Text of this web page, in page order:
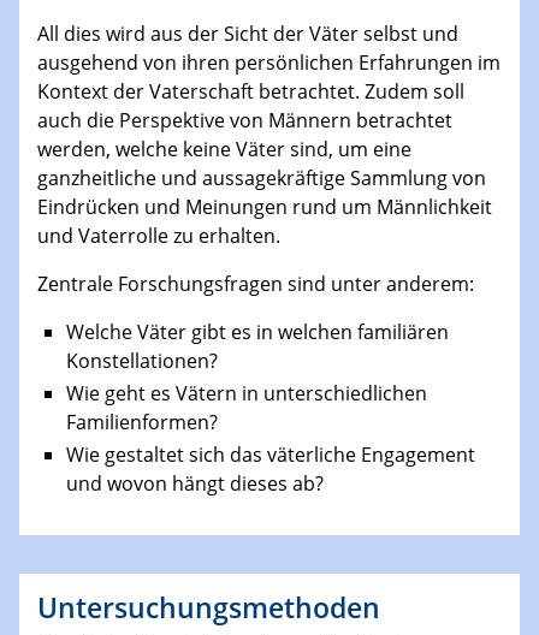
All dies wird aus der Sicht der Väter selbst und
ausgehend von ihren persönlichen Erfahrungen im
Kontext der Vaterschaft betrachtet. Zudem soll
auch die Perspektive von Männern betrachtet
werden, welche keine Väter sind, um eine
ganzheitliche und aussagekräftige Sammlung von
Eindrücken und Meinungen rund um Männlichkeit
und Vaterrolle zu erhalten.
Zentrale Forschungsfragen sind unter anderem:
Welche Väter gibt es in welchen familiären
Konstellationen?
Wie geht es Vätern in unterschiedlichen
Familienformen?
Wie gestaltet sich das väterliche Engagement
und wovon hängt dieses ab?
Untersuchungsmethoden